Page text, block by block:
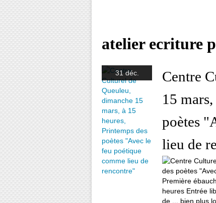
atelier ecriture
31 déc.
Centre
15
poètes
lieu de
Première
heures Entrée
de ... bien plus